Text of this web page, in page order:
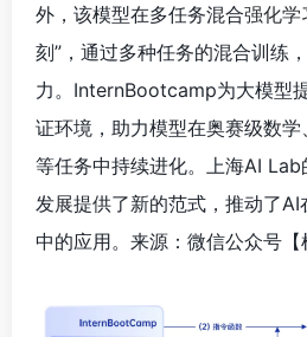
外，该模型在多任务混合强化学
刻”，通过多种任务的混合训练
力。InternBootcamp为大模型
证环境，助力模型在奥赛级数
等任务中持续进化。上海AI
发展提供了新的范式，推动了
中的应用。来源：微信公众号【